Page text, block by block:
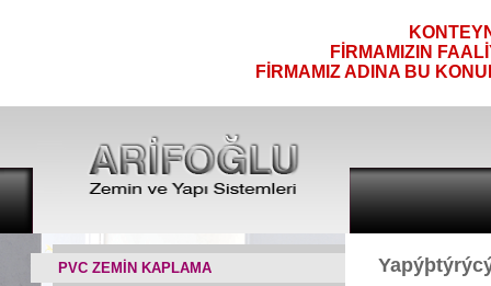
FİRMAMIZIN
FİRMAMIZ ADINA BU
PVC ZEMİN KAPLAMA